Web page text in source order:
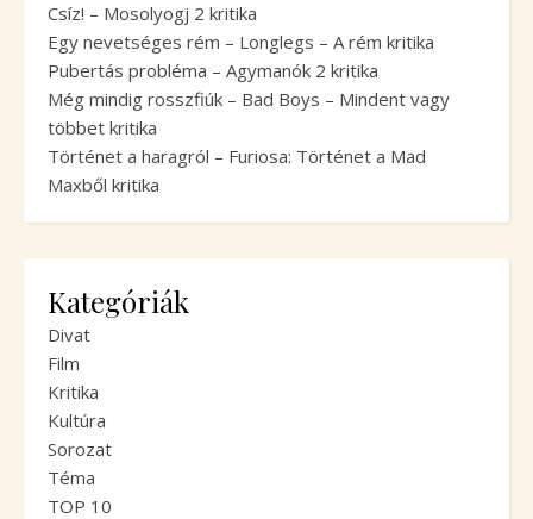
Csíz! – Mosolyogj 2 kritika
Egy nevetséges rém – Longlegs – A rém kritika
Pubertás probléma – Agymanók 2 kritika
Még mindig rosszfiúk – Bad Boys – Mindent vagy
többet kritika
Történet a haragról – Furiosa: Történet a Mad
Maxből kritika
Kategóriák
Divat
Film
Kritika
Kultúra
Sorozat
Téma
TOP 10